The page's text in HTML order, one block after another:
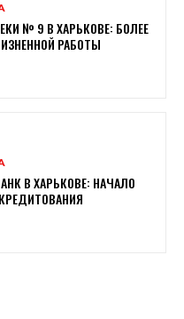
№ 9 В ХАРЬКОВЕ: БОЛЕЕ
РАБОТЫ
В ХАРЬКОВЕ: НАЧАЛО